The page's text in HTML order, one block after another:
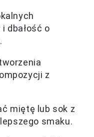
dbałość o
z
miętę lub sok z
smaku.